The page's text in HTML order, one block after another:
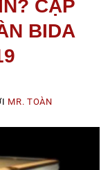
CẬP
BIDA
MR. TOÀN